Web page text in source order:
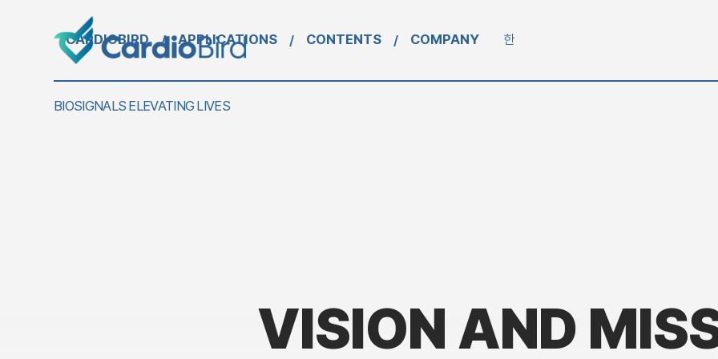
CARDIOBIRD / APPLICATIONS / CONTENTS / COMPANY 한
BIOSIGNALS ELEVATING LIVES
VISION AND